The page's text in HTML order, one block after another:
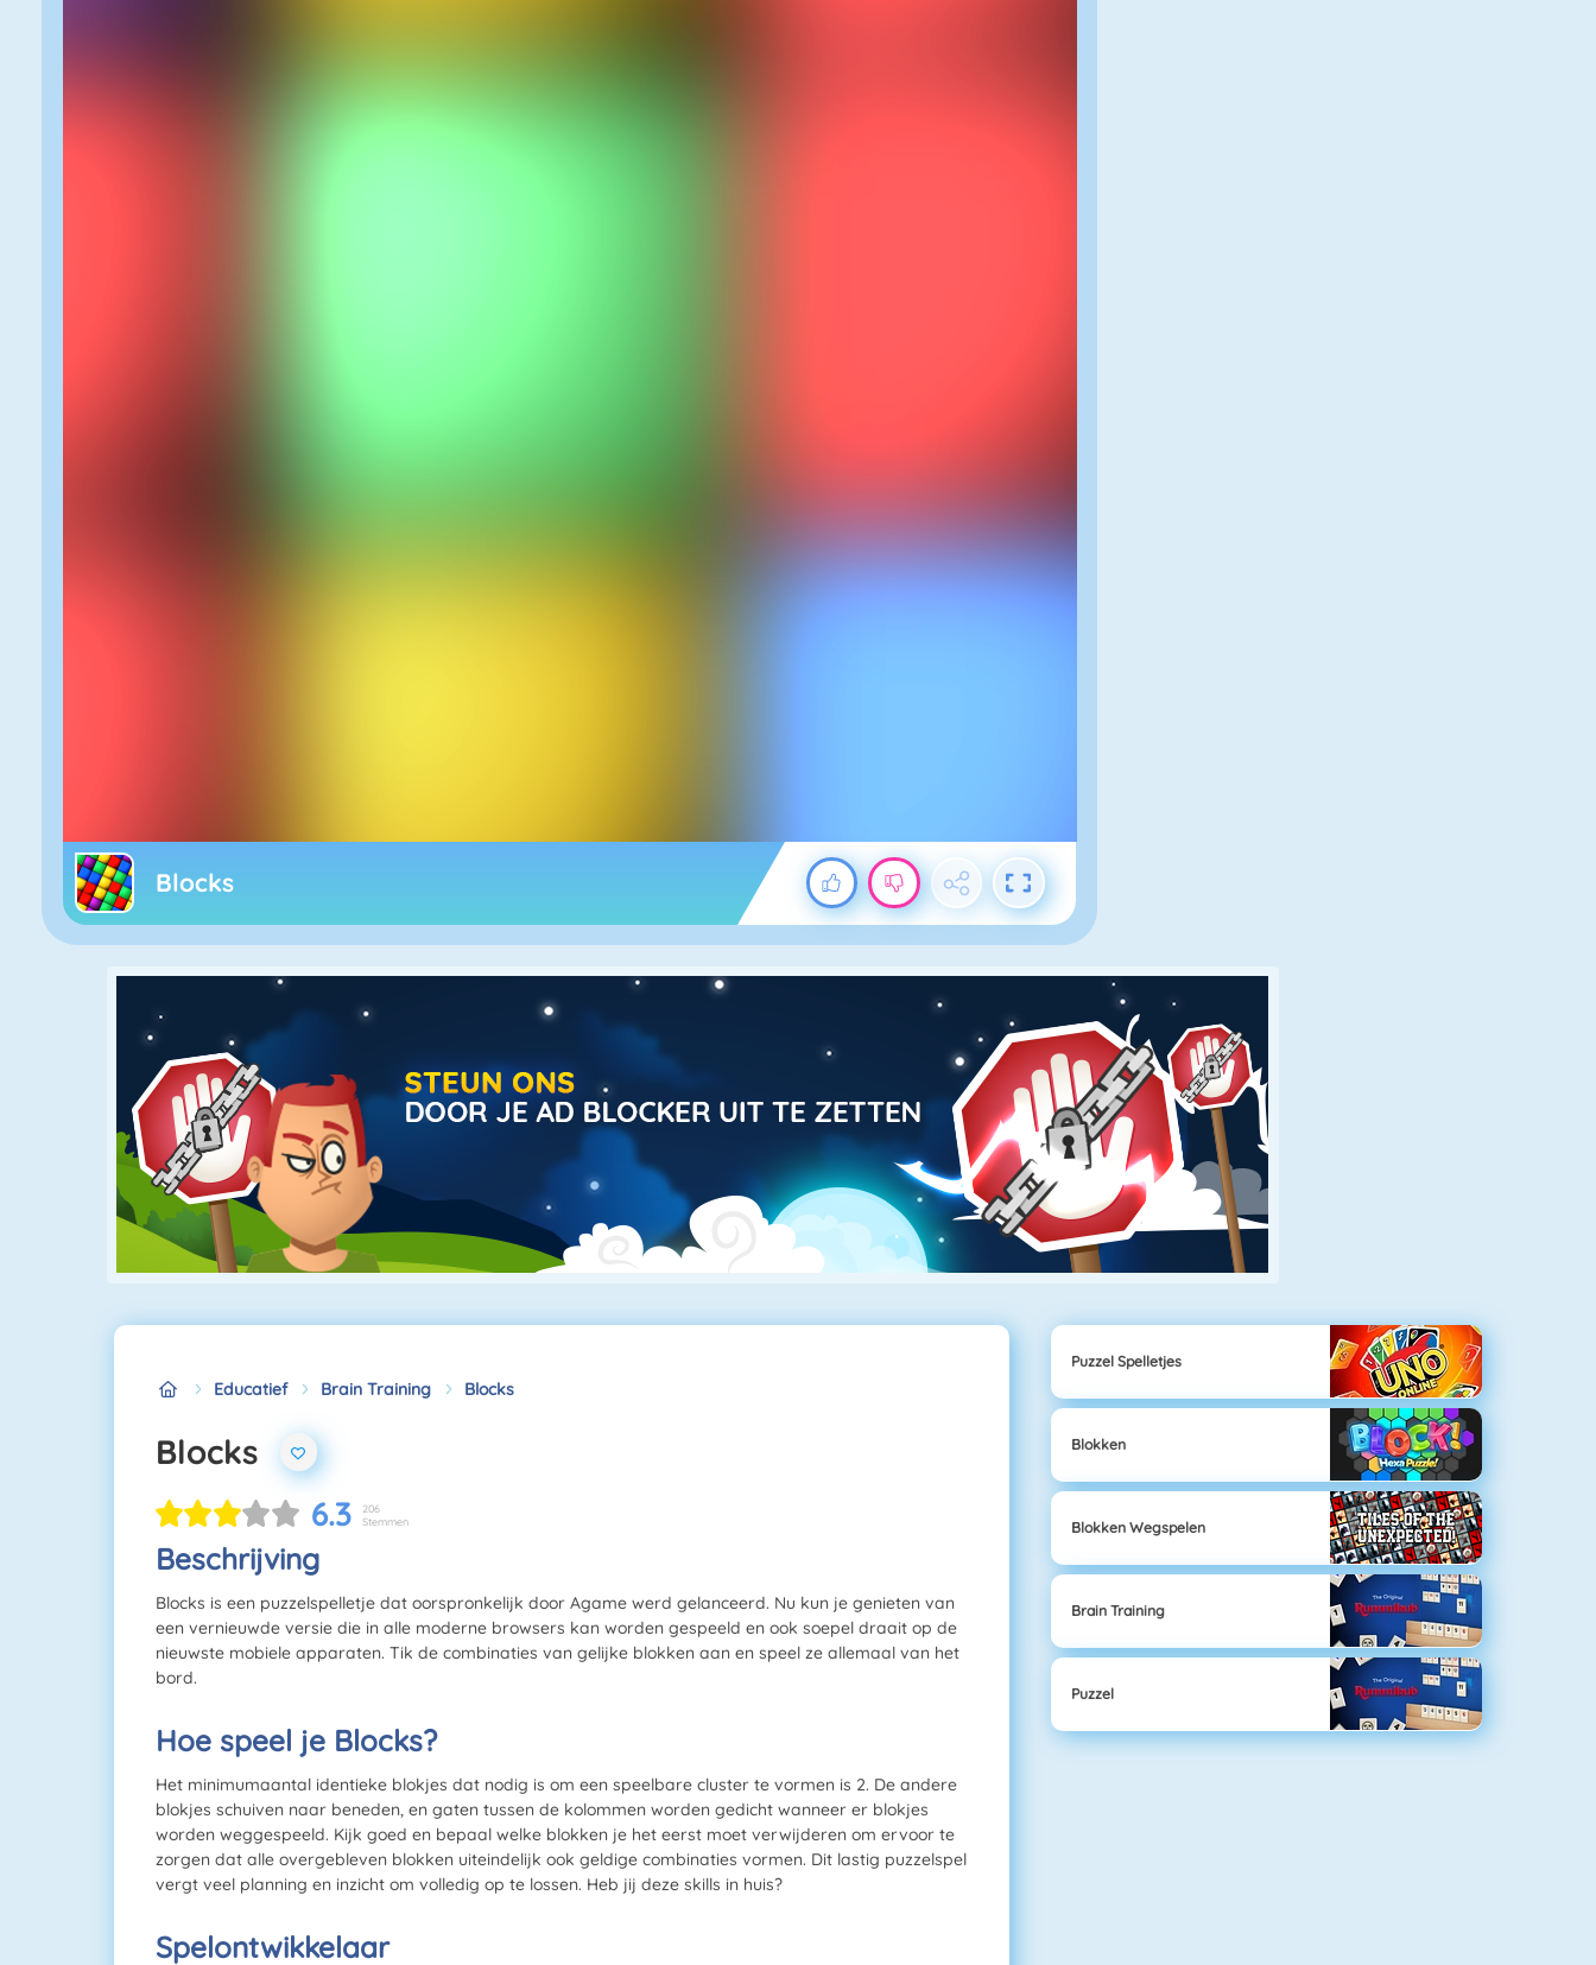
Blocks
Educatief Brain Training Blocks
Blocks
6.3
206
Stemmen
Beschrijving
Blocks is een puzzelspelletje dat oorspronkelijk door Agame werd gelanceerd. Nu kun je genieten van
een vernieuwde versie die in alle moderne browsers kan worden gespeeld en ook soepel draait op de
nieuwste mobiele apparaten. Tik de combinaties van gelijke blokken aan en speel ze allemaal van het
bord.
Hoe speel je Blocks?
Het minimumaantal identieke blokjes dat nodig is om een speelbare cluster te vormen is 2. De andere
blokjes schuiven naar beneden, en gaten tussen de kolommen worden gedicht wanneer er blokjes
worden weggespeeld. Kijk goed en bepaal welke blokken je het eerst moet verwijderen om ervoor te
zorgen dat alle overgebleven blokken uiteindelijk ook geldige combinaties vormen. Dit lastig puzzelspel
vergt veel planning en inzicht om volledig op te lossen. Heb jij deze skills in huis?
Spelontwikkelaar
Puzzel Spelletjes
Blokken
Blokken Wegspelen
Brain Training
Puzzel